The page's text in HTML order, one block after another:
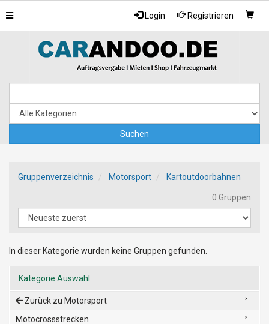
Login Registrieren
Toggle
navigation
Gruppenverzeichnis Motorsport Kartoutdoorbahnen
0 Gruppen
In dieser Kategorie wurden keine Gruppen gefunden.
Kategorie Auswahl
Zurück zu Motorsport
Motocrossstrecken